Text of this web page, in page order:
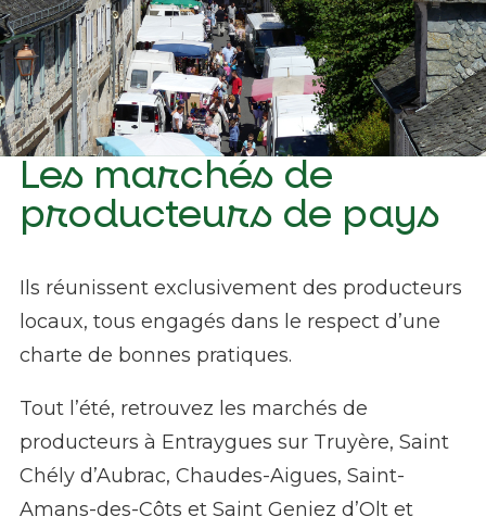
Marché de Sainte Geneviève sur Argences - S.
Marty - OT Aubrac Laguiole
Les marchés de
producteurs de pays
Ils réunissent exclusivement des producteurs
locaux, tous engagés dans le respect d’une
charte de bonnes pratiques.
Tout l’été, retrouvez les marchés de
producteurs à Entraygues sur Truyère, Saint
Chély d’Aubrac, Chaudes-Aigues, Saint-
Amans-des-Côts et Saint Geniez d’Olt et